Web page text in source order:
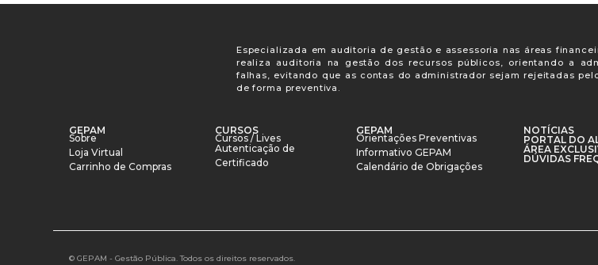
Especializada em auditoria de gestão e assessoria nas áreas
realiza auditoria na gestão dos recursos públicos, orientando a
falhas, evitando que as contas do administrador sejam rejeitadas
de forma preventiva.
GEPAM
Sobre
Loja Virtual
Carrinho de Compras
CURSOS
Cursos / Lives
Autenticação de
Certificado
GEPAM
Orientações Preventivas
Informativo GEPAM
Calendário de Obrigações
NOTÍCIAS
PORTAL DO
ÁREA
DÚVIDAS
© GEPAM - Gestão Pública. Todos os direitos reservados.